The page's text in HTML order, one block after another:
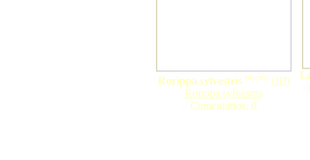
Rorippa sylvestris nuevo (JIJ)
Rorippa sylvestris
Comentarios: 0